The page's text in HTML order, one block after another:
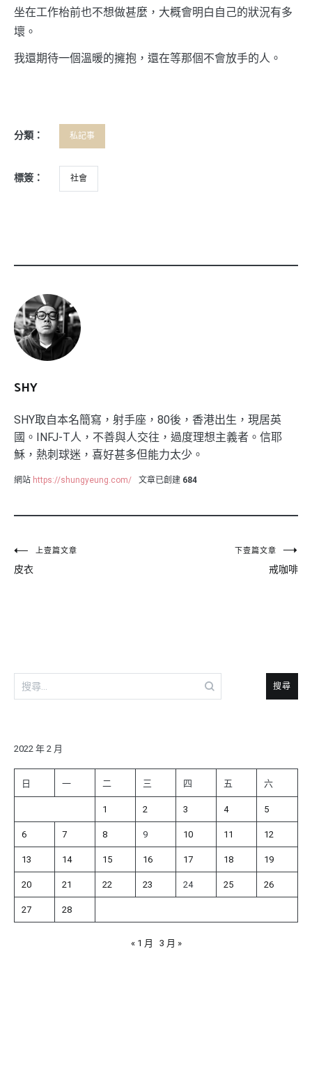
坐在工作枱前也不想做甚麼，大概會明白自己的狀況有多
壞。
我還期待一個溫暖的擁抱，還在等那個不會放手的人。
分類： 私記事
標簽： 社會
SHY
SHY取自本名簡寫，射手座，80後，香港出生，現居英
國。INFJ-T人，不善與人交往，過度理想主義者。信耶
穌，熱刺球迷，喜好甚多但能力太少。
網站 https://shungyeung.com/ 文章已創建 684
文
章
上壹篇文章
皮衣
下壹篇文章
戒咖啡
搜
尋
字:
2022 年 2 月
日 一 二 三 四 五 六
1 2 3 4 5
6 7 8 9 10 11 12
13 14 15 16 17 18 19
20 21 22 23 24 25 26
27 28
« 1 月 3 月 »